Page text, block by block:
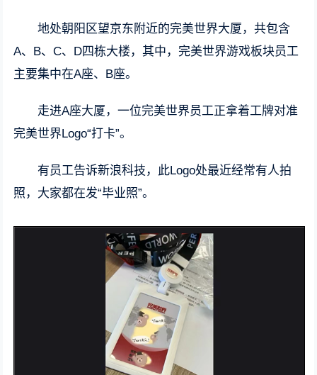
地处朝阳区望京东附近的完美世界大厦，共包含
A、B、C、D四栋大楼，其中，完美世界游戏板块员工
主要集中在A座、B座。
走进A座大厦，一位完美世界员工正拿着工牌对准
完美世界Logo“打卡”。
有员工告诉新浪科技，此Logo处最近经常有人拍
照，大家都在发“毕业照”。